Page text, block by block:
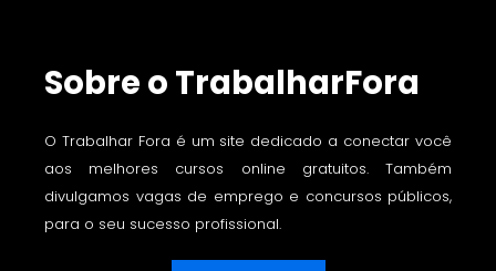
Sobre o TrabalharFora
O Trabalhar Fora é um site dedicado a conectar você
aos melhores cursos online gratuitos. Também
divulgamos vagas de emprego e concursos públicos,
para o seu sucesso profissional.